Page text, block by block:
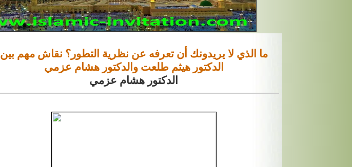
ما الذي لا يريدونك أن تعرفه عن نظرية التطور؟ نقاش مهم بين
الدكتور هيثم طلعت والدكتور هشام عزمي
الدكتور هشام عزمي